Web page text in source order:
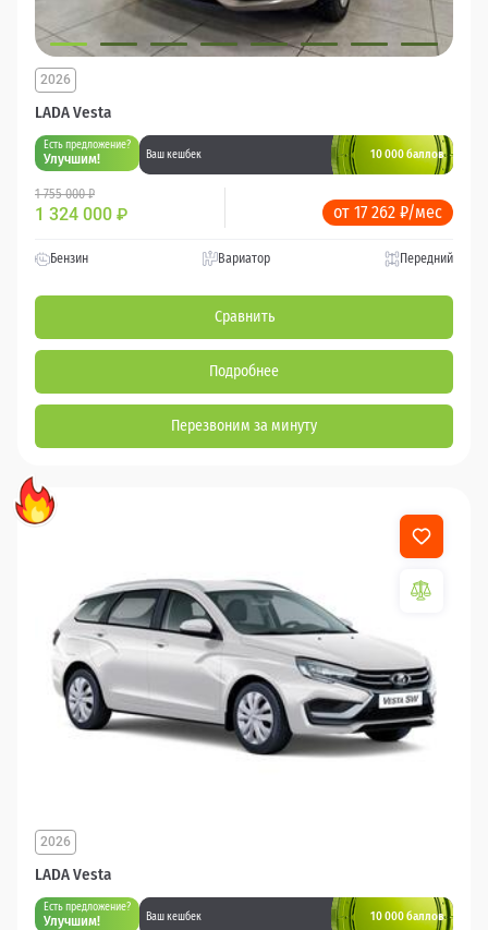
LADA Vesta
2026
Есть предложение?
Улучшим! Ваш кешбек 10 000 баллов
1 755 000 ₽
1 324 000 ₽ от 17 262 ₽/мес
Бензин Вариатор Передний
Сравнить
Подробнее
Перезвоним за минуту
LADA Vesta
2026
Есть предложение?
Улучшим! Ваш кешбек 10 000 баллов